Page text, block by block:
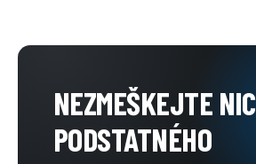
NEZMEŠKEJTE NIC
PODSTATNÉHO